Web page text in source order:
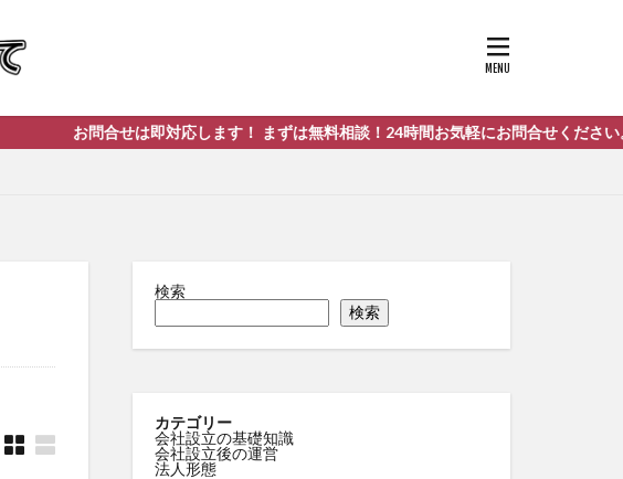
お問合せは即対応します！ まずは無料相談！24時間お気軽にお問合せください。お問い
検索
検索
カテゴリー
会社設立の基礎知識
会社設立後の運営
法人形態